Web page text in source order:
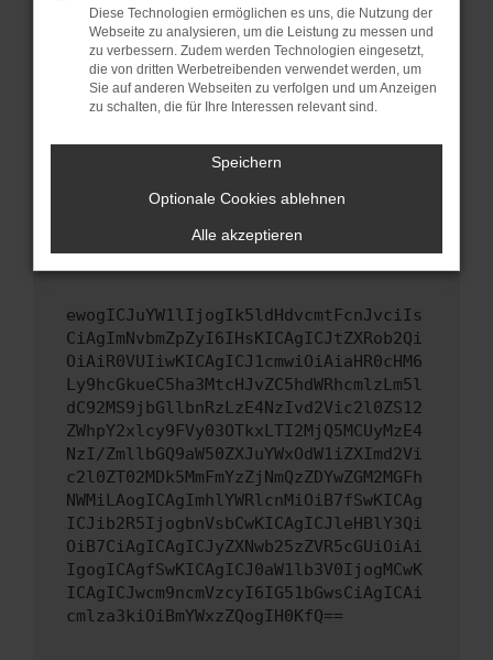
sind.
Veraltete Software birgt nicht nur ein
Sicherheitsrisiko, sondern kann auch dazu
führen, dass bestimmte Funktionen nicht mehr
unterstützt werden.
Wende dich an den Webseitenbetreiber.
Wenn du alle oben genannten Schritte versucht
hast, kontaktiere uns bitte. Wir werden
versuchen, das Problem zu beheben. Du kannst
uns diesen Text schicken, um uns bei der
ewogICJuYW1lIjogIk5ldHdvcmtFcnJvciIs
CiAgImNvbmZpZyI6IHsKICAgICJtZXRob2Qi
OiAiR0VUIiwKICAgICJ1cmwiOiAiaHR0cHM6
Ly9hcGkueC5ha3MtcHJvZC5hdWRhcmlzLm5l
dC92MS9jbGllbnRzLzE4NzIvd2Vic2l0ZS12
ZWhpY2xlcy9FVy03OTkxLTI2MjQ5MCUyMzE4
NzI/ZmllbGQ9aW50ZXJuYWxOdW1iZXImd2Vi
c2l0ZT02MDk5MmFmYzZjNmQzZDYwZGM2MGFh
NWMiLAogICAgImhlYWRlcnMiOiB7fSwKICAg
ICJib2R5IjogbnVsbCwKICAgICJleHBlY3Qi
OiB7CiAgICAgICJyZXNwb25zZVR5cGUiOiAi
IgogICAgfSwKICAgICJ0aW1lb3V0IjogMCwK
ICAgICJwcm9ncmVzcyI6IG51bGwsCiAgICAi
cmlza3kiOiBmYWxzZQogIH0KfQ==
Diese Technologien ermöglichen es uns, die Nutzung der
Webseite zu analysieren, um die Leistung zu messen und
zu verbessern. Zudem werden Technologien eingesetzt,
die von dritten Werbetreibenden verwendet werden, um
Sie auf anderen Webseiten zu verfolgen und um Anzeigen
zu schalten, die für Ihre Interessen relevant sind.
Speichern
Optionale Cookies ablehnen
Alle akzeptieren